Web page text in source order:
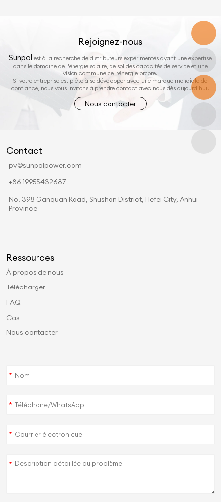
Rejoignez-nous
Sunpal est à la recherche de distributeurs expérimentés ayant une expertise
dans le domaine de l'énergie solaire, de solides capacités de service et une
vision commune de l'énergie propre.
Si votre entreprise est prête à se développer avec une marque mondiale de
confiance, nous vous invitons à prendre contact avec nous dès aujourd'hui.
Nous contacter
Contact
pv@sunpalpower.com
+86 19955432687
No. 398 Ganquan Road, Shushan District, Hefei City, Anhui
Province
Ressources
À propos de nous
Télécharger
FAQ
Cas
Nous contacter
*
*
*
*